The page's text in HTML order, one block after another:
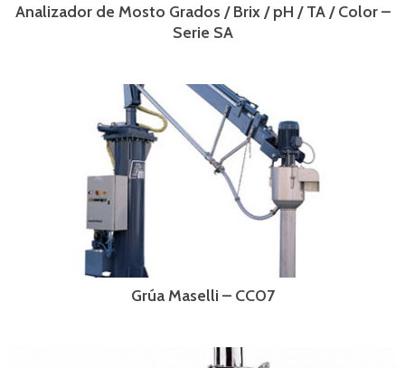
Analizador de Mosto Grados / Brix / pH / TA / Color –
Serie SA
Grúa Maselli – CC07